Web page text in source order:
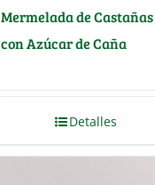
Mermelada de Castañas
con Azúcar de Caña
Detalles